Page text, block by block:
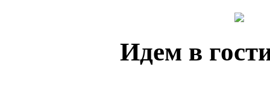
Идем в